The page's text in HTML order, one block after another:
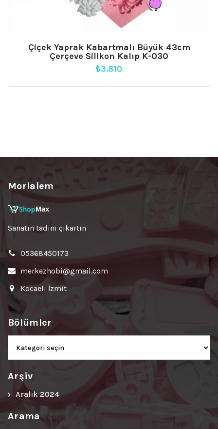
Çiçek Yaprak Kabartmalı Büyük 43cm
Çerçeve Silikon Kalıp K-030
₺3.810
Morlalem
Sanatın tadını çıkartın
05368450173
merkezhobi@gmail.com
Kocaeli İzmit
Bölümler
Bölümler
Arşiv
Aralık 2024
Arama